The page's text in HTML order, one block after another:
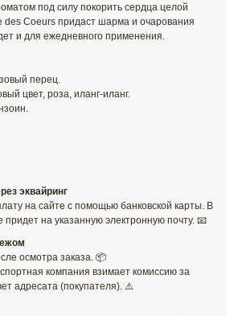
под силу покорить сердца целой
des Coeurs придаст шарма и очарования
и для ежедневного применения.
перец.
цвет, роза, иланг-иланг.
эквайринг
на сайте с помощью банковской карты. В
придет на указанную электронную почту. 📧
осмотра заказа. 📦
компания взимает комиссию за
адресата (покупателя). ⚠️